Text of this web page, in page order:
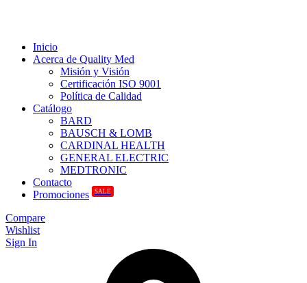
Inicio
Acerca de Quality Med
Misión y Visión
Certificación ISO 9001
Política de Calidad
Catálogo
BARD
BAUSCH & LOMB
CARDINAL HEALTH
GENERAL ELECTRIC
MEDTRONIC
Contacto
Promociones
SALE
Compare
Wishlist
Sign In